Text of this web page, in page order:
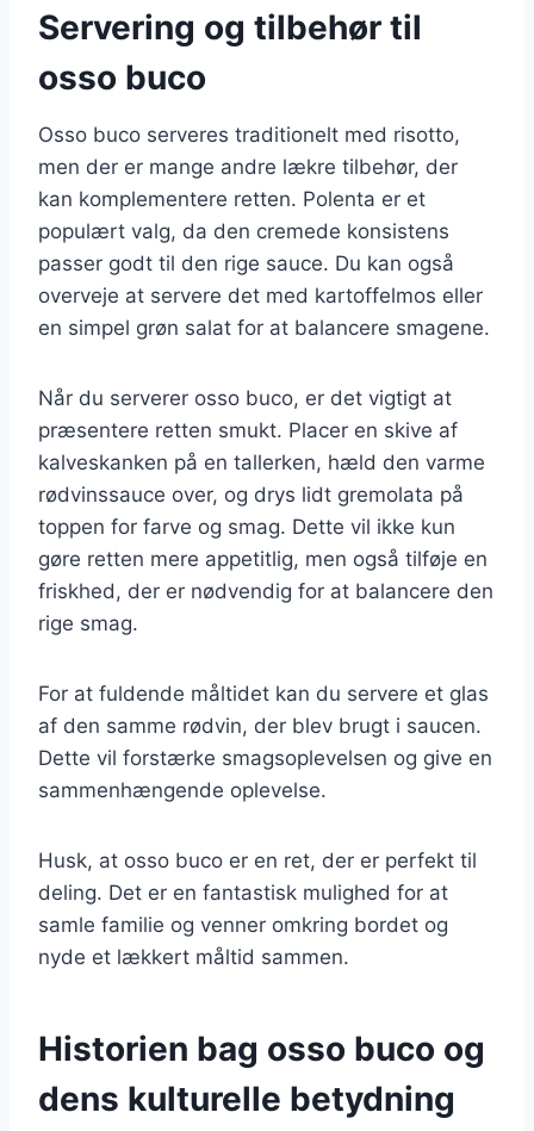
Servering og tilbehør til
osso buco
Osso buco serveres traditionelt med risotto,
men der er mange andre lækre tilbehør, der
kan komplementere retten. Polenta er et
populært valg, da den cremede konsistens
passer godt til den rige sauce. Du kan også
overveje at servere det med kartoffelmos eller
en simpel grøn salat for at balancere smagene.
Når du serverer osso buco, er det vigtigt at
præsentere retten smukt. Placer en skive af
kalveskanken på en tallerken, hæld den varme
rødvinssauce over, og drys lidt gremolata på
toppen for farve og smag. Dette vil ikke kun
gøre retten mere appetitlig, men også tilføje en
friskhed, der er nødvendig for at balancere den
rige smag.
For at fuldende måltidet kan du servere et glas
af den samme rødvin, der blev brugt i saucen.
Dette vil forstærke smagsoplevelsen og give en
sammenhængende oplevelse.
Husk, at osso buco er en ret, der er perfekt til
deling. Det er en fantastisk mulighed for at
samle familie og venner omkring bordet og
nyde et lækkert måltid sammen.
Historien bag osso buco og
dens kulturelle betydning